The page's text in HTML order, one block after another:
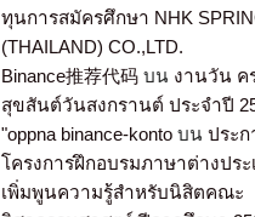
ทุนการสมัครศึกษา NHK
(THAILAND) CO.,LTD.
Binance推荐代码 บน งานวัน ค
สุขสันต์วันสงกรานต์ ประจำปี
"oppna binance-konto บนประ
โครงการฝึกอบรมภาษาต่างประ
เพิ่มพูนความรู้สำหรับนิสิตคณะ